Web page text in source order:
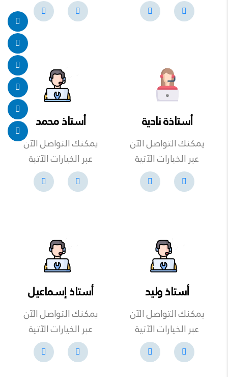
أستاذة نادية
يمكنك التواصل الآن
عبر الخيارات الآتية
أستاذ محمد
يمكنك التواصل الآن
عبر الخيارات الآتية
أستاذ وليد
يمكنك التواصل الآن
عبر الخيارات الآتية
أستاذ إسماعيل
يمكنك التواصل الآن
عبر الخيارات الآتية